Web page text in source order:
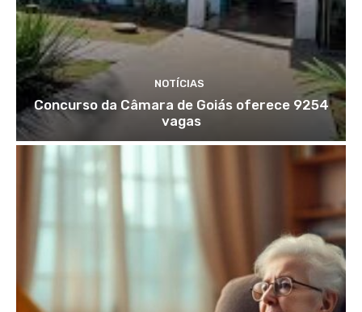
NOTÍCIAS
Concurso da Câmara de Goiás oferece 9254
vagas